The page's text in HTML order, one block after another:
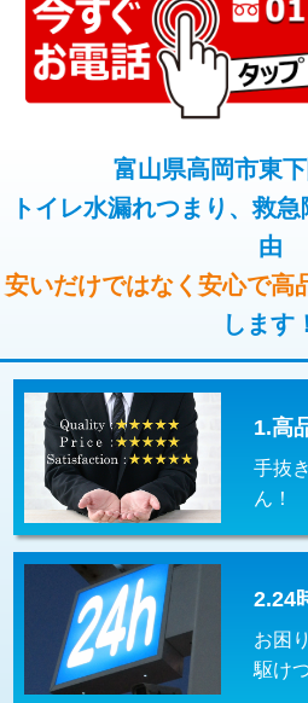
マス交換（深さ50㎝以上）
コンクリート斫り（厚さ10㎝まで）
コンクリート斫り（厚さ10㎝超え）
モルタル補修（厚さ10㎝まで）
モルタル補修（厚さ10㎝超え）
追加トーラー機使用/3m超え
カメラ調査
止水・漏水調査・防水処理・清掃・
理・調整・分解・加工など（軽作業
止水・漏水調査・防水処理・清掃・修
理・調整・分解・加工など（中作業
止水・漏水調査・防水処理・清掃・修
その他部品の脱着
交換・取付（タンク）
交換・取付(単水栓（壁付・デッキ
式）)
交換・取付(混合水栓（壁付・デッキ
式・ワンホール）)
交換・取付(排水栓・排水トラップ
（P/S/ポップアップ））
富山県高岡市東
トイレ水漏れつまり、救
由
安いだけではなく安心で高
します！
1.高
手抜
ん！
2.24
お困
駆け